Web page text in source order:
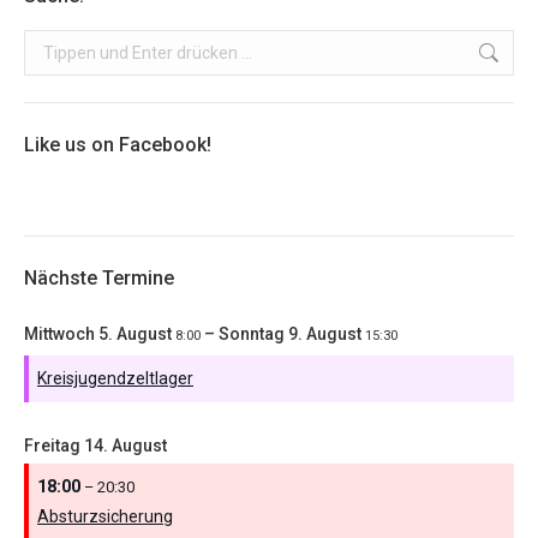
Search:
Like us on Facebook!
Nächste Termine
Mittwoch 5. August 8:00 – Sonntag 9. August 15:30
Kreisjugendzeltlager
Freitag 14. August
18:00 – 20:30
Absturzsicherung